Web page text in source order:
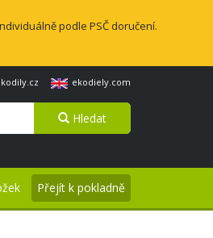
podle PSČ doručení.
ekodiely.com
Hledat
Přejít k pokladně